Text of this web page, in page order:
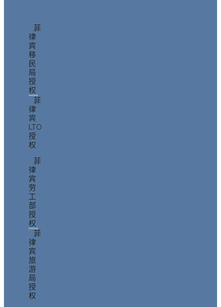
菲
律
宾
移
民
局
授
权
菲
律
宾
LTO
授
权
菲
律
宾
劳
工
部
授
权
菲
律
宾
旅
游
局
授
权